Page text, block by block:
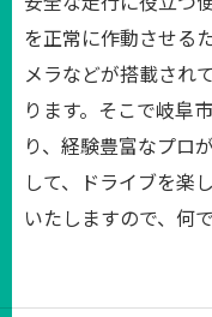
を正常に作動させる
メラなどが搭載され
ります。そこで岐阜
り、経験豊富なプロ
して、ドライブを楽
いたしますので、何